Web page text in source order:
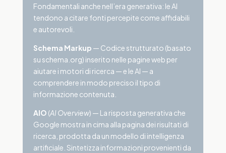
Fondamentali anche nell’era generativa: le AI
tendono a citare fonti percepite come affidabili
e autorevoli.
Schema Markup — Codice strutturato (basato
su schema.org) inserito nelle pagine web per
aiutare i motori di ricerca — e le AI — a
comprendere in modo preciso il tipo di
informazione contenuta.
AIO (AI Overview) — La risposta generativa che
Google mostra in cima alla pagina dei risultati di
ricerca, prodotta da un modello di intelligenza
artificiale. Sintetizza informazioni provenienti da